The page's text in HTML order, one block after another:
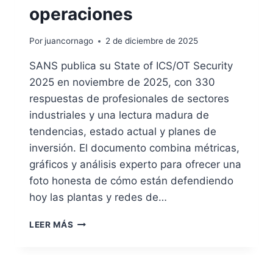
operaciones
Por juancornago 2 de diciembre de 2025
SANS publica su State of ICS/OT Security
2025 en noviembre de 2025, con 330
respuestas de profesionales de sectores
industriales y una lectura madura de
tendencias, estado actual y planes de
inversión. El documento combina métricas,
gráficos y análisis experto para ofrecer una
foto honesta de cómo están defendiendo
hoy las plantas y redes de…
LEER MÁS INFORME